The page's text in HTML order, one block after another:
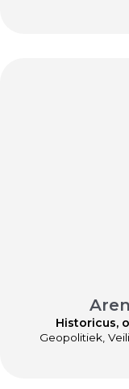
Historicus,
Geopolitiek,